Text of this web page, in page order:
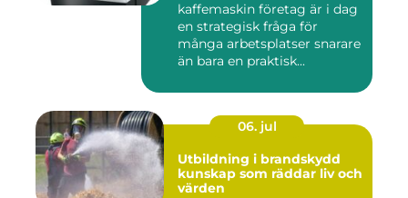
kaffemaskin företag är i dag
en strategisk fråga för
många arbetsplatser snarare
än bara en praktisk...
06. jul
Utbildning i brandskydd
kunskap som räddar liv och
värden